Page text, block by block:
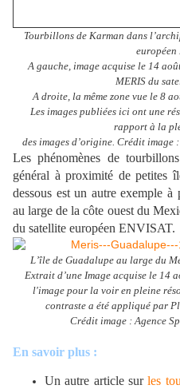
Tourbillons de Karman dans
européen
A gauche, image acquise le 14
MERIS du
A droite, la même zone vue le 8
Les images publiées ici ont une
rapport à la
des images d’origine. Crédit image
Les phénomènes de
général à proximité de petites
dessous est un autre exemple
au large de la côte ouest du
du satellite européen ENVISAT.
L’île de Guadalupe au large du
Extrait d’une Image acquise le 14
l'image pour la voir en pleine
contraste a été appliqué par
Crédit image : Agence
En savoir plus :
Un autre article surles